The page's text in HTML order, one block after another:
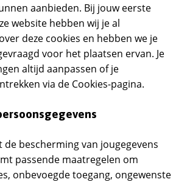
aanbieden. Bij jouw eerste
website hebben wij je al
deze cookies en hebben we je
voor het plaatsen ervan. Je
altijd aanpassen of je
via de Cookies-pagina.
de bescherming van jougegevens
passende maatregelen om
onbevoegde toegang, ongewenste